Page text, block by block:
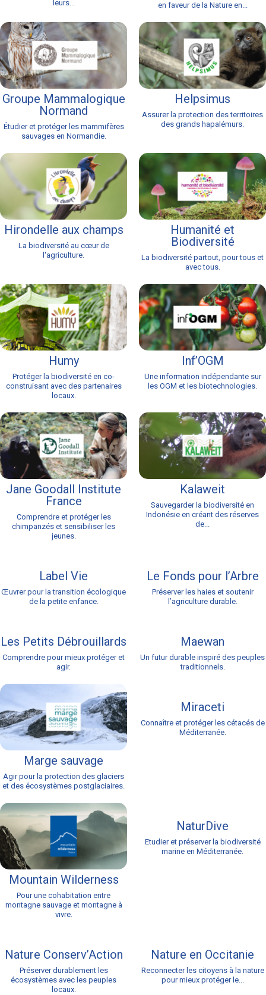
leurs...
en faveur de la Nature en...
Groupe Mammalogique
Normand
Étudier et protéger les mammifères
sauvages en Normandie.
Helpsimus
Assurer la protection des territoires
des grands hapalémurs.
Hirondelle aux champs
La biodiversité au cœur de
l'agriculture.
Humanité et
Biodiversité
La biodiversité partout, pour tous et
avec tous.
Humy
Protéger la biodiversité en co-
construisant avec des partenaires
locaux.
Inf’OGM
Une information indépendante sur
les OGM et les biotechnologies.
Jane Goodall Institute
France
Comprendre et protéger les
chimpanzés et sensibiliser les
jeunes.
Kalaweit
Sauvegarder la biodiversité en
Indonésie en créant des réserves
de...
Label Vie
Œuvrer pour la transition écologique
de la petite enfance.
Le Fonds pour l’Arbre
Préserver les haies et soutenir
l’agriculture durable.
Les Petits Débrouillards
Comprendre pour mieux protéger et
agir.
Maewan
Un futur durable inspiré des peuples
traditionnels.
Marge sauvage
Agir pour la protection des glaciers
et des écosystèmes postglaciaires.
Miraceti
Connaître et protéger les cétacés de
Méditerranée.
Mountain Wilderness
Pour une cohabitation entre
montagne sauvage et montagne à
vivre.
NaturDive
Etudier et préserver la biodiversité
marine en Méditerranée.
Nature Conserv’Action
Préserver durablement les
écosystèmes avec les peuples
locaux.
Nature en Occitanie
Reconnecter les citoyens à la nature
pour mieux protéger le...